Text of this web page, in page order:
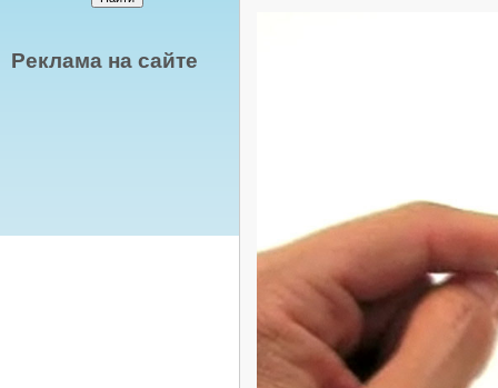
Реклама на сайте